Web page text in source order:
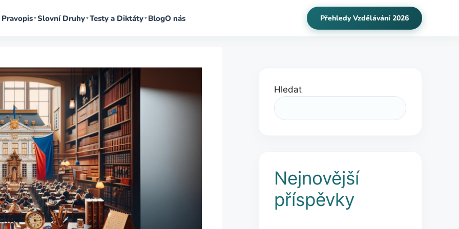
Pravopis▼Slovní Druhy▼Testy a Diktáty▼ BlogO nás Přehledy Vzdělávání 2026
Hledat
Nejnovější
příspěvky